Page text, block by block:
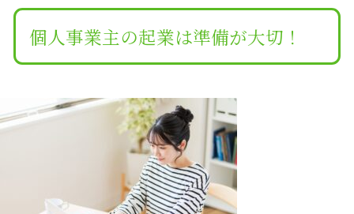
個人事業主の起業は準備が大切！